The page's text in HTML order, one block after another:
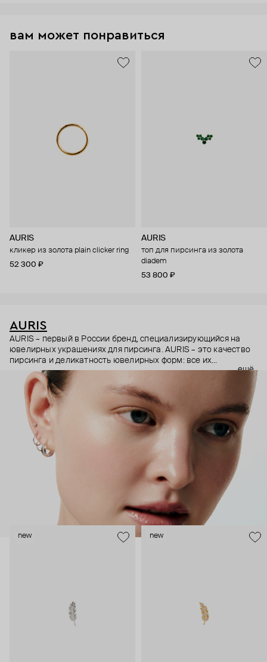
вам может понравиться
AURIS
кликер из золота plain clicker ring
52 300 ₽
AURIS
топ для пирсинга из золота
diadem
53 800 ₽
AURIS
AURIS – первый в России бренд, специализирующийся на
ювелирных украшениях для пирсинга. AURIS – это качество
пирсинга и деликатность ювелирных форм: все их
украшения ручной работы. В процессе создания участвуют
как профессиональные пирсеры (они отвечают за
безопасность и эргономичность пирсинга), так и ювелирные
стилисты (благодаря им дизайн соответствует трендам, а
украшения легко сочетаются между собой).
Украшения AURIS – для тех, кто открыто выражает себя, но
делает это интеллигентно и по-взрослому.
ещё
new new